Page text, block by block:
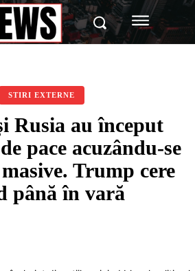
STIRI EXTERNE
Rusia au început
pace acuzându-se
Trump cere
până în vară